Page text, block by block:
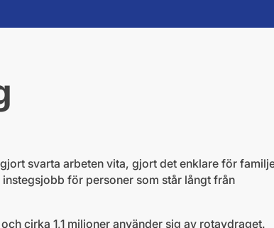
svarta arbeten vita, gjort det enklare för
för personer som står långt från
cirka 1,1 miljoner använder sig av rotavdraget.